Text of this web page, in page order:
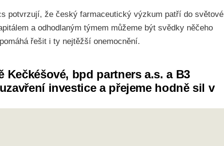
potvrzují, že český farmaceutický výzkum patří do světové
a odhodlaným týmem můžeme být svědky něčeho
řešit i ty nejtěžší onemocnění.
Kečkéšové, bpd partners a.s. a B3
investice a přejeme hodně sil v